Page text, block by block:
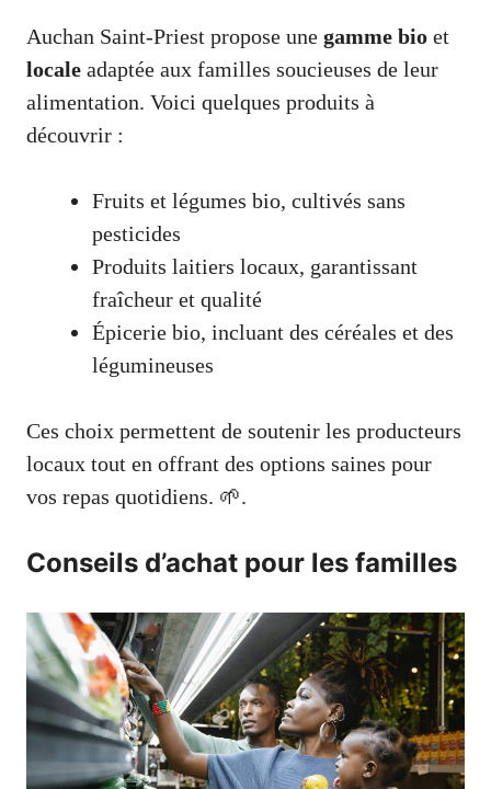
Auchan Saint-Priest propose une gamme bio et
locale adaptée aux familles soucieuses de leur
alimentation. Voici quelques produits à
découvrir :
Fruits et légumes bio, cultivés sans
pesticides
Produits laitiers locaux, garantissant
fraîcheur et qualité
Épicerie bio, incluant des céréales et des
légumineuses
Ces choix permettent de soutenir les producteurs
locaux tout en offrant des options saines pour
vos repas quotidiens. 🌱.
Conseils d’achat pour les familles